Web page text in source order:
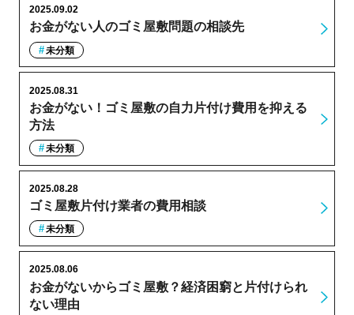
お金がない人のゴミ屋敷問題の相談先
2025.09.02
未分類
お金がない！ゴミ屋敷の自力片付け費用を抑える
方法
2025.08.31
未分類
ゴミ屋敷片付け業者の費用相談
2025.08.28
未分類
お金がないからゴミ屋敷？経済困窮と片付けられ
ない理由
2025.08.06